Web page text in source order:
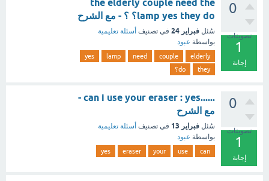
0
تصويتات
1
إجابة
the elderly couple need the
lamp yes they do؟ ؟ - مع الشرح
سُئل فبراير 24 في تصنيف أسئلة تعليمية
بواسطة عبود
elderly
couple
need
lamp
yes
they
do؟
0
تصويتات
1
إجابة
......can i use your eraser : yes -
مع الشرح
سُئل فبراير 13 في تصنيف أسئلة تعليمية
بواسطة عبود
can
use
your
eraser
yes